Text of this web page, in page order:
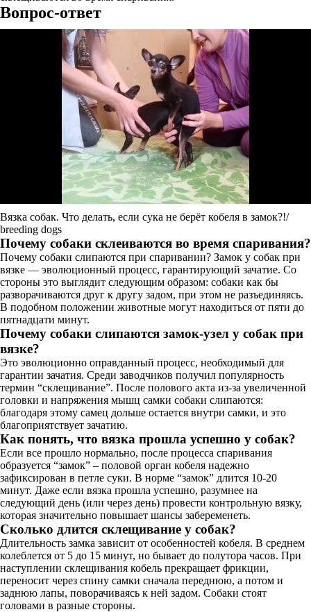
Вопрос-ответ
Вязка собак. Что делать, если сука не берёт кобеля в замок?!/
breeding dogs
Почему собаки склеиваются во время спаривания?
Почему собаки слипаются при спаривании? Замок у собак при
вязке — эволюционный процесс, гарантирующий зачатие. Со
стороны это выглядит следующим образом: собаки как бы
разворачиваются друг к другу задом, при этом не разъединяясь.
В подобном положении животные могут находиться от пяти до
пятнадцати минут.
Почему собаки слипаются замок-узел у собак при
вязке?
Это эволюционно оправданный процесс, необходимый для
гарантии зачатия. Среди заводчиков получил популярность
термин “склещивание”. После полового акта из-за увеличенной
головки и напряжения мышц самки собаки слипаются:
благодаря этому самец дольше остается внутри самки, и это
благоприятствует зачатию.
Как понять, что вязка прошла успешно у собак?
Если все прошло нормально, после процесса спаривания
образуется “замок” – половой орган кобеля надежно
зафиксирован в петле суки. В норме “замок” длится 10-20
минут. Даже если вязка прошла успешно, разумнее на
следующий день (или через день) провести контрольную вязку,
которая значительно повышает шансы забеременеть.
Сколько длится склещивание у собак?
Длительность замка зависит от особенностей кобеля. В среднем
колеблется от 5 до 15 минут, но бывает до полутора часов. При
наступлении склещивания кобель прекращает фрикции,
переносит через спину самки сначала переднюю, а потом и
заднюю лапы, поворачиваясь к ней задом. Собаки стоят
головами в разные стороны.